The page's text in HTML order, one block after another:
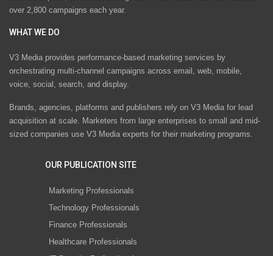
over 2,800 campaigns each year.
WHAT WE DO
V3 Media provides performance-based marketing services by
orchestrating multi-channel campaigns across email, web, mobile,
voice, social, search, and display.
Brands, agencies, platforms and publishers rely on V3 Media for lead
acquisition at scale. Marketers from large enterprises to small and mid-
sized companies use V3 Media experts for their marketing programs.
OUR PUBLICATION SITE
Marketing Professionals
Technology Professionals
Finance Professionals
Healthcare Professionals